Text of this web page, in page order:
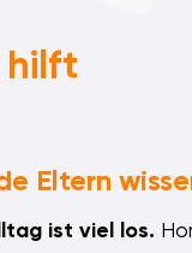
hilft
Eltern
ist viel los.